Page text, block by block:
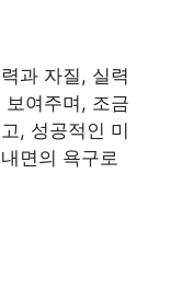
과 자질, 실력
여주며, 조금
, 성공적인 미
면의 욕구로